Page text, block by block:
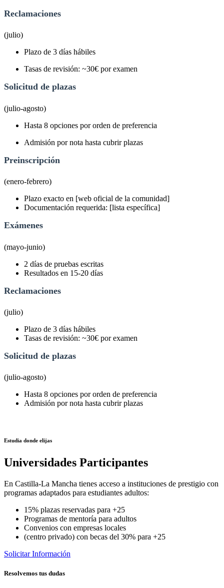
Reclamaciones
(julio)
Plazo de 3 días hábiles
Tasas de revisión: ~30€ por examen
Solicitud de plazas
(julio-agosto)
Hasta 8 opciones por orden de preferencia
Admisión por nota hasta cubrir plazas
Preinscripción
(enero-febrero)
Plazo exacto en [web oficial de la comunidad]
Documentación requerida: [lista específica]
Exámenes
(mayo-junio)
2 días de pruebas escritas
Resultados en 15-20 días
Reclamaciones
(julio)
Plazo de 3 días hábiles
Tasas de revisión: ~30€ por examen
Solicitud de plazas
(julio-agosto)
Hasta 8 opciones por orden de preferencia
Admisión por nota hasta cubrir plazas
Estudia donde elijas
Universidades Participantes
En Castilla-La Mancha tienes acceso a instituciones de prestigio con
programas adaptados para estudiantes adultos:
15% plazas reservadas para +25
Programas de mentoría para adultos
Convenios con empresas locales
(centro privado) con becas del 30% para +25
Solicitar Información
Resolvemos tus dudas